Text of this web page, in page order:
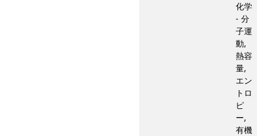
化学
- 分
子運
動,
熱容
量,
エン
トロ
ピ
ー,
有機